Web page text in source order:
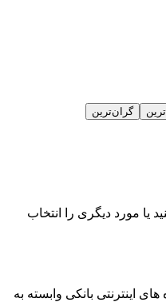
گران‌ترین
یا مورد دیگری را انتخاب
اینترنتی بانکی وابسته به